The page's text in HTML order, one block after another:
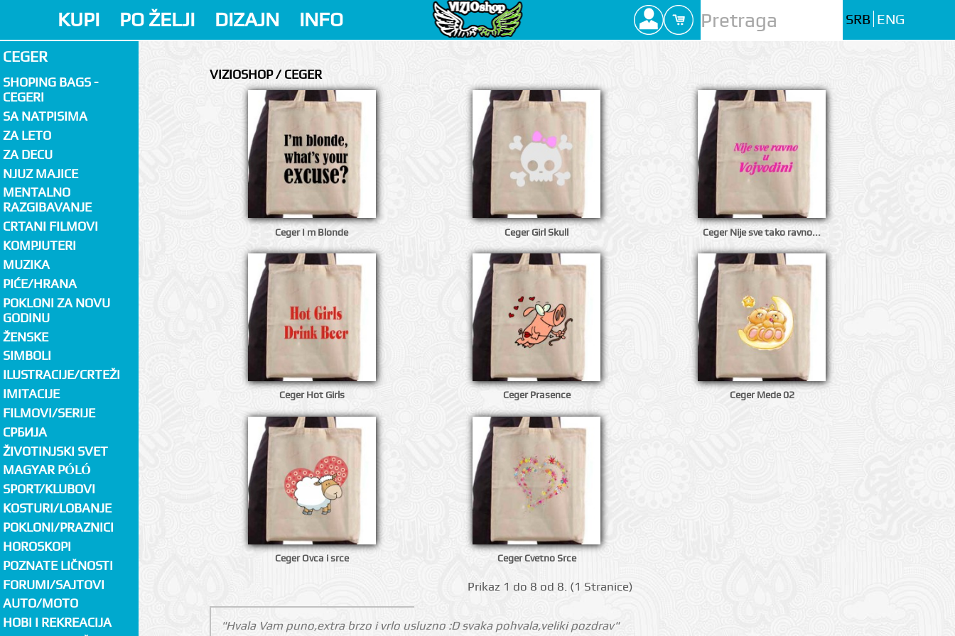
KUPI PO ŽELJI DIZAJN INFO SRB ENG
CEGER
SHOPING BAGS -
CEGERI
SA NATPISIMA
ZA LETO
ZA DECU
NJUZ MAJICE
MENTALNO
RAZGIBAVANJE
CRTANI FILMOVI
KOMPJUTERI
MUZIKA
PIĆE/HRANA
POKLONI ZA NOVU
GODINU
ŽENSKE
SIMBOLI
ILUSTRACIJE/CRTEŽI
IMITACIJE
FILMOVI/SERIJE
СРБИЈА
ŽIVOTINJSKI SVET
MAGYAR PÓLÓ
SPORT/KLUBOVI
KOSTURI/LOBANJE
POKLONI/PRAZNICI
HOROSKOPI
POZNATE LIČNOSTI
FORUMI/SAJTOVI
AUTO/MOTO
HOBI I REKREACIJA
VIZIOSHOP / CEGER
Ceger I m Blonde Ceger Girl Skull Ceger Nije sve tako ravno...
Ceger Hot Girls Ceger Prasence Ceger Mede 02
Ceger Ovca i srce Ceger Cvetno Srce
Prikаz 1 do 8 оd 8. (1 Strаnicе)
"Hvala Vam puno,extra brzo i vrlo usluzno :D svaka pohvala,veliki pozdrav"